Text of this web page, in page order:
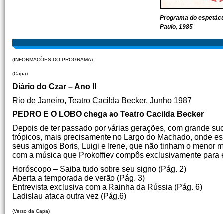
Programa do
Paulo, 1985
(INFORMAÇÕES DO PROGRAMA)
(Capa)
Diário do Czar – Ano II
Rio de Janeiro, Teatro Cacilda Becker, Junho 1987
PEDRO E O LOBO chega ao Teatro Cacilda Becker
Depois de ter passado por várias gerações, com grande
trópicos, mais precisamente no Largo do Machado, onde
seus amigos Boris, Luigi e Irene, que não tinham o menor
com a música que Prokoffiev compôs exclusivamente para
Horóscopo – Saiba tudo sobre seu signo (Pág. 2)
Aberta a temporada de verão (Pág. 3)
Entrevista exclusiva com a Rainha da Rússia (Pág. 6)
Ladislau ataca outra vez (Pág.6)
(Verso da Capa)